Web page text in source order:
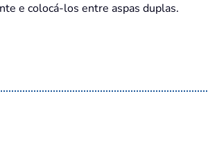
e colocá-los entre aspas duplas.